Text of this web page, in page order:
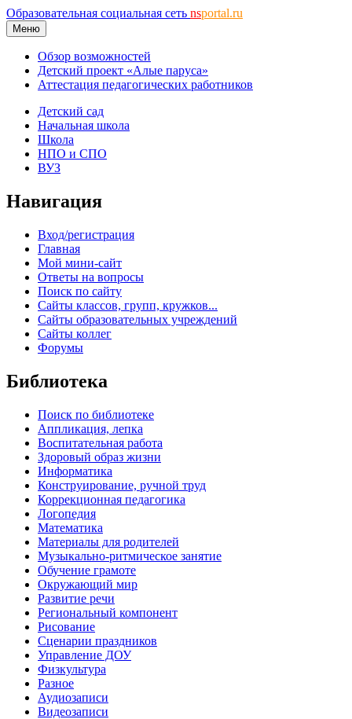
Образовательная социальная сеть nsportal.ru
Меню
Обзор возможностей
Детский проект «Алые паруса»
Аттестация педагогических работников
Детский сад
Начальная школа
Школа
НПО и СПО
ВУЗ
Навигация
Вход/регистрация
Главная
Мой мини-сайт
Ответы на вопросы
Поиск по сайту
Сайты классов, групп, кружков...
Сайты образовательных учреждений
Сайты коллег
Форумы
Библиотека
Поиск по библиотеке
Аппликация, лепка
Воспитательная работа
Здоровый образ жизни
Информатика
Конструирование, ручной труд
Коррекционная педагогика
Логопедия
Математика
Материалы для родителей
Музыкально-ритмическое занятие
Обучение грамоте
Окружающий мир
Развитие речи
Региональный компонент
Рисование
Сценарии праздников
Управление ДОУ
Физкультура
Разное
Аудиозаписи
Видеозаписи